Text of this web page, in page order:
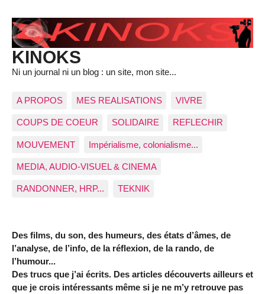
KINOKS
Ni un journal ni un blog : un site, mon site...
A PROPOS MES REALISATIONS VIVRE
COUPS DE COEUR SOLIDAIRE REFLECHIR
MOUVEMENT Impérialisme, colonialisme...
MEDIA, AUDIO-VISUEL & CINEMA
RANDONNER, HRP... TEKNIK
Des films, du son, des humeurs, des états d’âmes, de
l’analyse, de l’info, de la réflexion, de la rando, de
l’humour...
Des trucs que j’ai écrits. Des articles découverts ailleurs et
que je crois intéressants même si je ne m’y retrouve pas